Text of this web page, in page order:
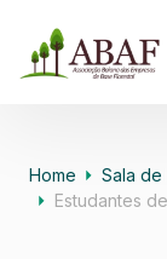
Home Sala de
Estudantes